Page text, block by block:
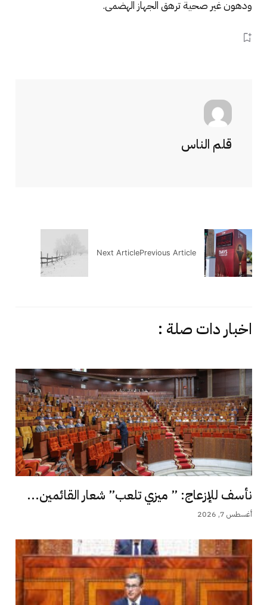
ودهون غير صحية ترهق الجهاز الهضمى.
قلم الناس
Previous Article
Next Article
اخبار دات صلة :
نأسف للإزعاج: ” ميزي تلعب” شعار القائمين...
أغسطس 7, 2026